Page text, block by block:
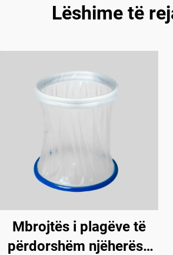
Lëshime të
Mbrojtës i plagëve të
përdorshëm njëherësh